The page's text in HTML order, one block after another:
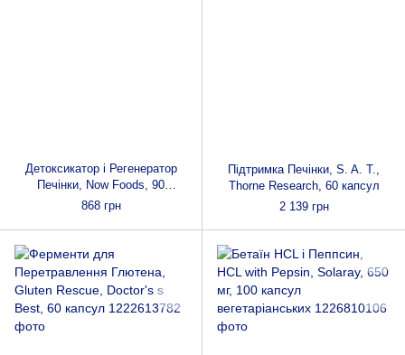
Детоксикатор і Регенератор
Печінки, Now Foods, 90
гельових капсул
868 грн
Підтримка Печінки, S. A. T.,
Thorne Research, 60 капсул
2 139 грн